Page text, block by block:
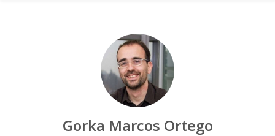
Gorka Marcos Ortego